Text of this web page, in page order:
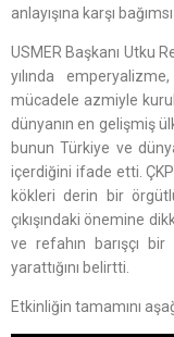
anlayışına karşı
USMER Başkanı Utku
yılında
mücadele azmiyle
dünyanın en gelişmiş
bunun Türkiye ve
içerdiğini ifade etti.
kökleri derin bir
çıkışındaki önemine
ve refahın barışçı
yarattığını belirtti.
Etkinliğin tamamını